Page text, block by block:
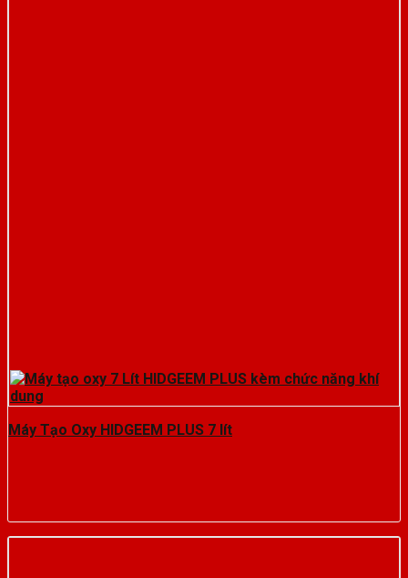
Máy Tạo Oxy HIDGEEM PLUS 7 lít